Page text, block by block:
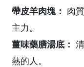
帶皮羊肉塊： 肉
主力。
薑味藥膳湯底：
熱的人。